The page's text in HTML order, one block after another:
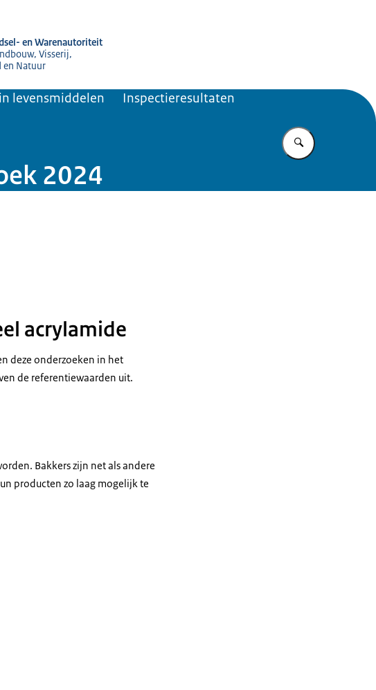
en Warenautoriteit
Visserij,
en Natuur
levensmiddelen
Inspectieresultaten
2024
acrylamide
deze onderzoeken in het
de referentiewaarden uit.
Bakkers zijn net als andere
producten zo laag mogelijk te